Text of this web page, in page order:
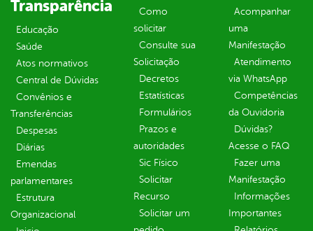
Transparência
Educação
Saúde
Atos normativos
Central de Dúvidas
Convênios e
Transferências
Despesas
Diárias
Emendas
parlamentares
Estrutura
Organizacional
Como
solicitar
Consulte sua
Solicitação
Decretos
Estatísticas
Formulários
Prazos e
autoridades
Sic Físico
Solicitar
Recurso
Solicitar um
Acompanhar
uma
Manifestação
Atendimento
via WhatsApp
Competências
da Ouvidoria
Dúvidas?
Acesse o FAQ
Fazer uma
Manifestação
Informações
Importantes